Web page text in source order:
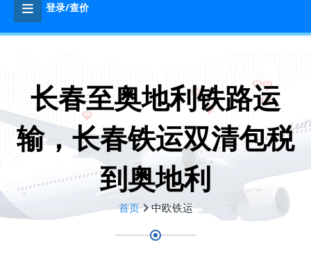
登录/查价
长春至奥地利铁路运
输，长春铁运双清包税
到奥地利
首页 中欧铁运